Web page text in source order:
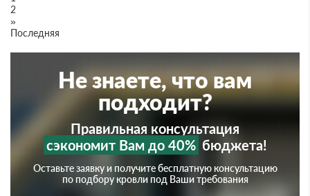
2
»
Последняя
Не знаете, что вам
подходит?
Правильная консультация
сэкономит Вам до 40% бюджета!
Оставьте заявку и получите бесплатную консультацию
по подбору кровли под Ваши требования